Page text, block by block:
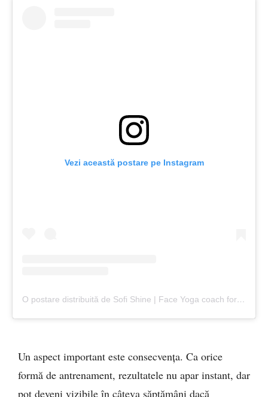
Vezi această postare pe Instagram
O postare distribuită de Sofi Shine | Face Yoga coach for 11+ years (@takeclass.shine)
Un aspect important este consecvența. Ca orice
formă de antrenament, rezultatele nu apar instant, dar
pot deveni vizibile în câteva săptămâni dacă